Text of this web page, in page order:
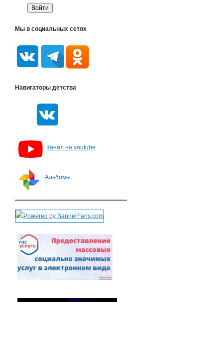
Мы в социальных сетях
Навигаторы детства
Канал на youtube
Альбомы